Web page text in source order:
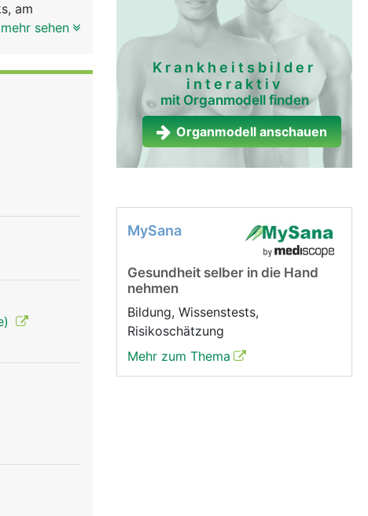
am
sehen
Krankheitsbilder
interaktiv
mit Organmodell finden
Organmodell anschauen
MySana
Gesundheit selber in die Hand
nehmen
Bildung, Wissenstests,
Risikoschätzung
Mehr zum Thema